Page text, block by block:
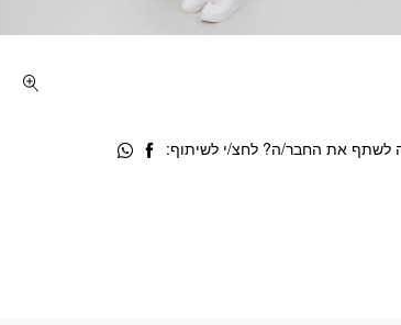
לשתף את החבר/ה? לחצ/י לשיתוף: